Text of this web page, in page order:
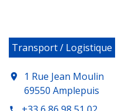
Transport / Logistique
location_on
1 Rue Jean Moulin
69550 Amplepuis